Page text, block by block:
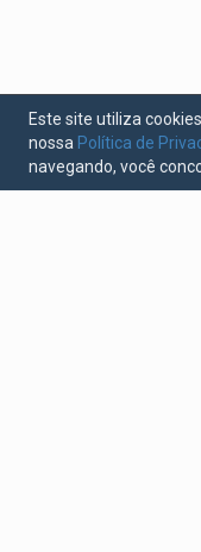
Este site utiliza
nossa Política de
navegando, você